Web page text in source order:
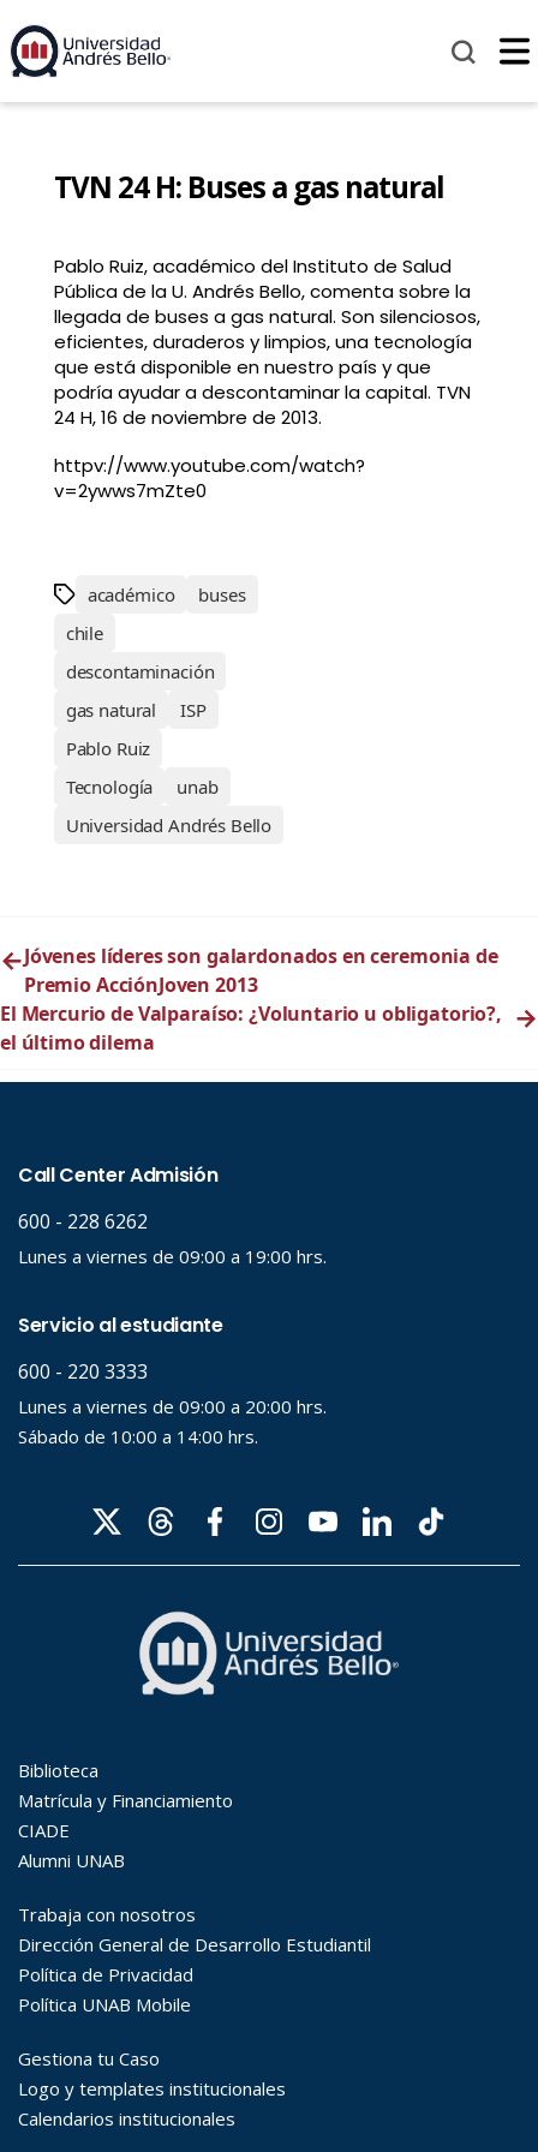
TVN 24 H: Buses a gas natural
Pablo Ruiz, académico del Instituto de Salud
Pública de la U. Andrés Bello, comenta sobre la
llegada de buses a gas natural. Son silenciosos,
eficientes, duraderos y limpios, una tecnología
que está disponible en nuestro país y que
podría ayudar a descontaminar la capital. TVN
24 H, 16 de noviembre de 2013.
httpv://www.youtube.com/watch?
v=2ywws7mZte0
académico
buses
chile
descontaminación
gas natural
ISP
Pablo Ruiz
Tecnología
unab
Universidad Andrés Bello
←Jóvenes líderes son galardonados en ceremonia de
Premio AcciónJoven 2013
El Mercurio de Valparaíso: ¿Voluntario u obligatorio?,
el último dilema
→